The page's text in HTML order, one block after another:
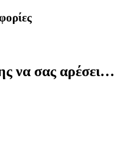
να σας αρέσει…